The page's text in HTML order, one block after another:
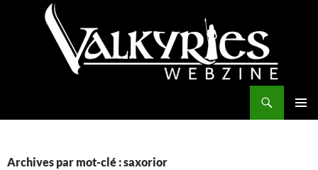
Archives par mot-clé : saxorior